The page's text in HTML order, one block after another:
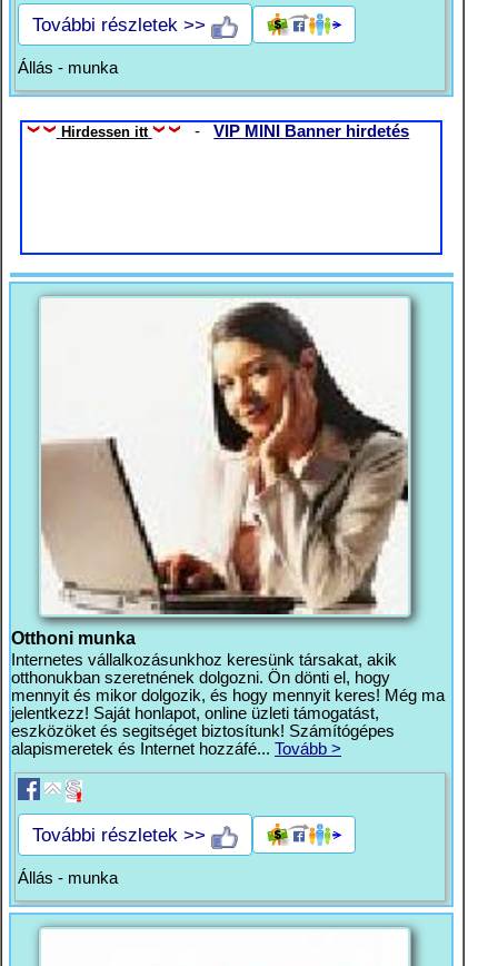
További részletek >>
Állás - munka
Hirdessen itt -VIP MINI Banner hirdetés
Otthoni munka
Internetes vállalkozásunkhoz keresünk társakat, akik
otthonukban szeretnének dolgozni. Ön dönti el, hogy
mennyit és mikor dolgozik, és hogy mennyit keres! Még ma
jelentkezz! Saját honlapot, online üzleti támogatást,
eszközöket és segitséget biztosítunk! Számítógépes
alapismeretek és Internet hozzáfé... Tovább >
További részletek >>
Állás - munka